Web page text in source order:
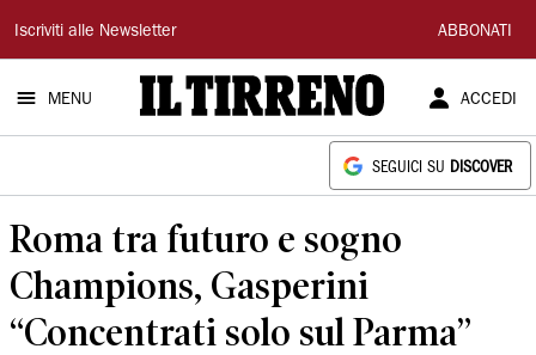
Il
Tirreno
Iscriviti alle Newsletter ABBONATI
MENU ACCEDI
SEGUICI SU DISCOVER
Roma tra futuro e sogno
Champions, Gasperini
“Concentrati solo sul Parma”